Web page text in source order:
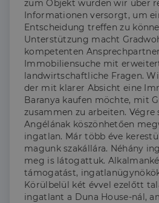
zum Objekt wurden wir über
Informationen versorgt, um
Entscheidung treffen zu
Unterstützung macht
kompetenten
Immobiliensuche mit
landwirtschaftliche Fragen.
der mit klarer Absicht eine
Baranya kaufen möchte, mit
zusammen zu arbeiten. Végre
Angélának köszönhetően
ingatlan. Már több éve
magunk szakállára. Néhány
meg is látogattuk.
támogatást,
Körülbelül két évvel ezelőtt
ingatlant a Duna House-nál,
Elengedhetetlenül szükséges
Célzás
Az elengedhetetlenül szükséges
a webhely alapvető funkcióit,
bejelentkezést és a fiókkezelést.
használható megfelelően az
szükséges sütik nélkül.
Név
Domain
li_gc